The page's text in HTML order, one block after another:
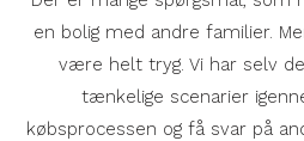
en bolig med andre familier.
være helt tryg. Vi har selv
tænkelige scenarier
købsprocessen og få svar på